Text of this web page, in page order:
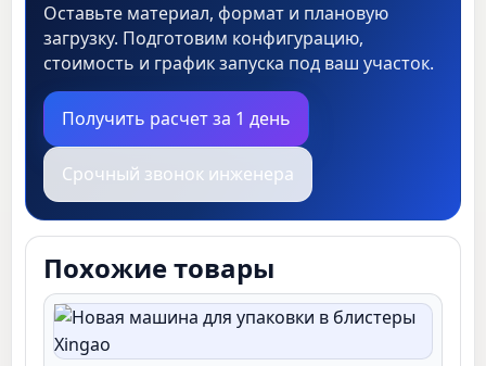
Оставьте материал, формат и плановую
загрузку. Подготовим конфигурацию,
стоимость и график запуска под ваш участок.
Получить расчет за 1 день
Срочный звонок инженера
Похожие товары